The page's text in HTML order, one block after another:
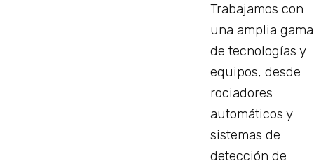
Trabajamos con
una amplia gama
de tecnologías y
equipos, desde
rociadores
automáticos y
sistemas de
detección de